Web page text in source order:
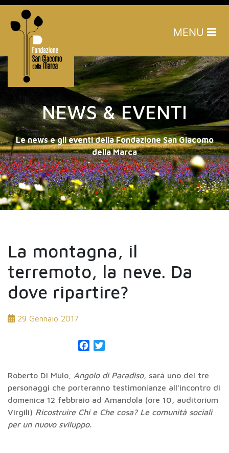
MENU
NEWS & EVENTI
Le news e gli eventi della Fondazione San Giacomo
della Marca
La montagna, il
terremoto, la neve. Da
dove ripartire?
29 Gennaio 2017
Facebook
Roberto Di Mulo, Angolo di Paradiso, sarà uno dei tre
personaggi che porteranno testimonianze all’incontro di
domenica 12 febbraio ad Amandola (ore 10, auditorium
Virgili) Ricostruire Chi e Che cosa? Le comunità sociali
per un nuovo sviluppo.